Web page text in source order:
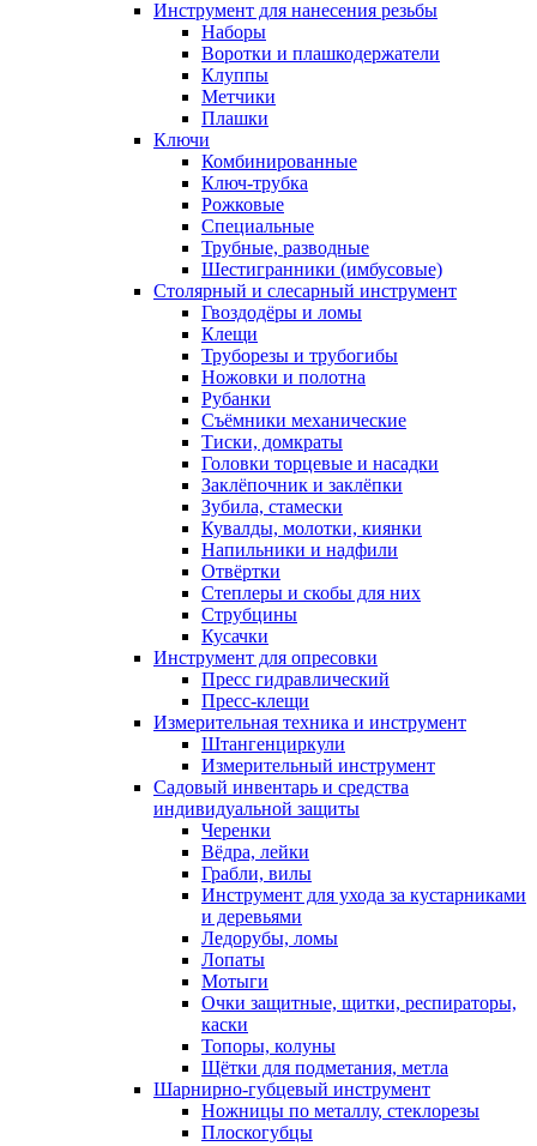
Инструмент для нанесения резьбы
Наборы
Воротки и плашкодержатели
Клуппы
Метчики
Плашки
Ключи
Комбинированные
Ключ-трубка
Рожковые
Специальные
Трубные, разводные
Шестигранники (имбусовые)
Столярный и слесарный инструмент
Гвоздодёры и ломы
Клещи
Труборезы и трубогибы
Ножовки и полотна
Рубанки
Съёмники механические
Тиски, домкраты
Головки торцевые и насадки
Заклёпочник и заклёпки
Зубила, стамески
Кувалды, молотки, киянки
Напильники и надфили
Отвёртки
Степлеры и скобы для них
Струбцины
Кусачки
Инструмент для опресовки
Пресс гидравлический
Пресс-клещи
Измерительная техника и инструмент
Штангенциркули
Измерительный инструмент
Садовый инвентарь и средства
индивидуальной защиты
Черенки
Вёдра, лейки
Грабли, вилы
Инструмент для ухода за кустарниками
и деревьями
Ледорубы, ломы
Лопаты
Мотыги
Очки защитные, щитки, респираторы,
каски
Топоры, колуны
Щётки для подметания, метла
Шарнирно-губцевый инструмент
Ножницы по металлу, стеклорезы
Плоскогубцы